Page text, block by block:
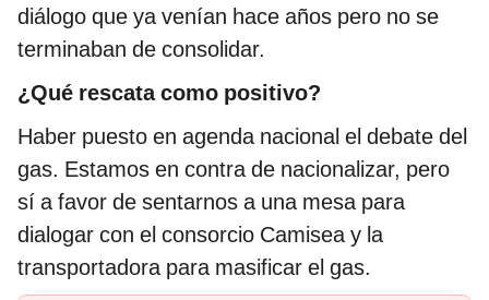
diálogo que ya venían hace años pero no se
terminaban de consolidar.
¿Qué rescata como positivo?
Haber puesto en agenda nacional el debate del
gas. Estamos en contra de nacionalizar, pero
sí a favor de sentarnos a una mesa para
dialogar con el consorcio Camisea y la
transportadora para masificar el gas.